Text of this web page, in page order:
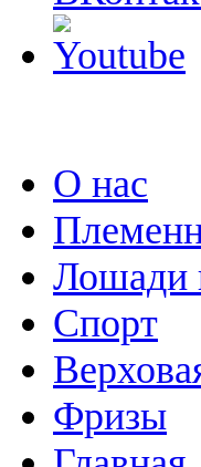
О нас
Лошади
Спорт
Фризы